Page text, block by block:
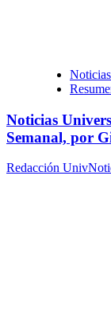
Noticias
Semanal, por
Redacción